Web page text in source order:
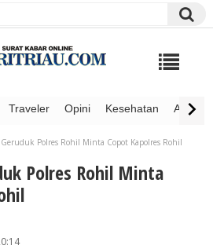
Traveler Opini Kesehatan
Geruduk Polres Rohil Minta Copot Kapolres Rohil
Polres Rohil Minta